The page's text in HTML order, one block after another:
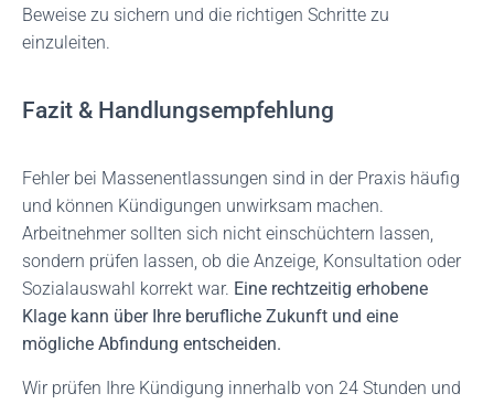
Beweise zu sichern und die richtigen Schritte zu
einzuleiten.
Fazit & Handlungsempfehlung
Fehler bei Massenentlassungen sind in der Praxis häufig
und können Kündigungen unwirksam machen.
Arbeitnehmer sollten sich nicht einschüchtern lassen,
sondern prüfen lassen, ob die Anzeige, Konsultation oder
Sozialauswahl korrekt war. Eine rechtzeitig erhobene
Klage kann über Ihre berufliche Zukunft und eine
mögliche Abfindung entscheiden.
Wir prüfen Ihre Kündigung innerhalb von 24 Stunden und